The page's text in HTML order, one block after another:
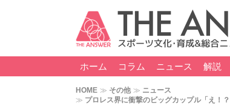
ホーム コラム ニュース 解説
HOME その他
ニュース
プロレス界に衝撃のビッグカップル「え！